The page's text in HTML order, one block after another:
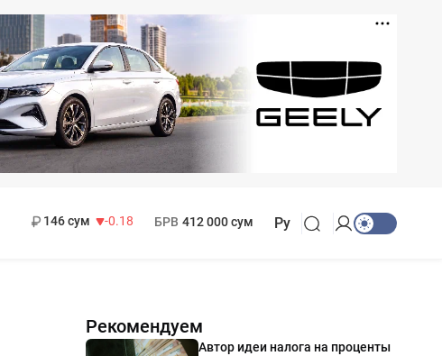
146 сум
-0.18
БРВ 412 000 сум Ру
Рекомендуем
Автор идеи налога на проценты